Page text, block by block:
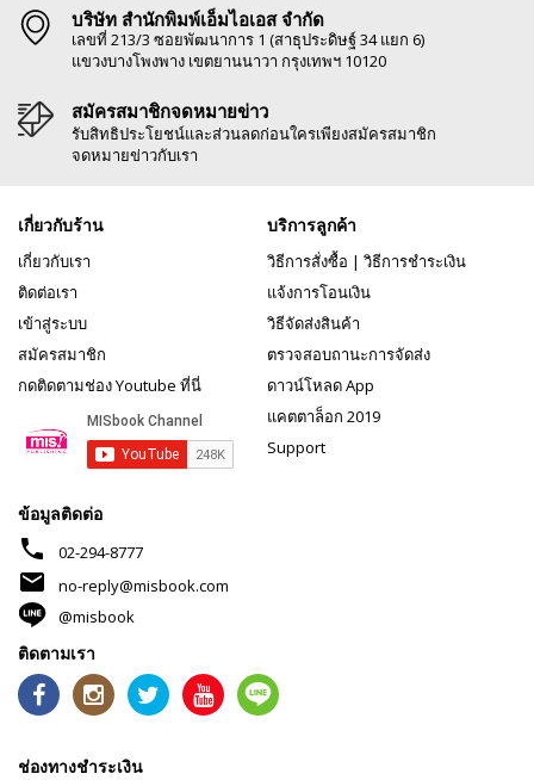
บริษัท สำนักพิมพ์เอ็มไอเอส จำกัด
เลขที่ 213/3 ซอยพัฒนาการ 1 (สาธุประดิษฐ์ 34 แยก 6)
แขวงบางโพงพาง เขตยานนาวา กรุงเทพฯ 10120
สมัครสมาชิกจดหมายข่าว
รับสิทธิประโยชน์และส่วนลดก่อนใครเพียงสมัครสมาชิก
จดหมายข่าวกับเรา
เกี่ยวกับร้าน
เกี่ยวกับเรา
ติดต่อเรา
เข้าสู่ระบบ
สมัครสมาชิก
กดติดตามช่อง Youtube ที่นี่
บริการลูกค้า
วิธีการสั่งซื้อ | วิธีการชำระเงิน
แจ้งการโอนเงิน
วิธีจัดส่งสินค้า
ตรวจสอบถานะการจัดส่ง
ดาวน์โหลด App
แคตตาล็อก 2019
Support
ข้อมูลติดต่อ
phone 02-294-8777
mail
no-reply@misbook.com
@misbook
ติดตามเรา
ช่องทางชำระเงิน